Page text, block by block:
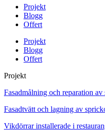
Projekt
Blogg
Offert
Projekt
Blogg
Offert
Projekt
Fasadmålning och reparation
Fasadtvätt och lagning av
Vikdörrar installerade i